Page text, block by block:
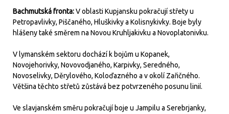
Bachmutská fronta:V oblasti Kupjansku pokračují střety u
Petropavlivky, Piščaného, Hluškivky a Kolisnykivky. Boje byly
hlášeny také směrem na Novou Kruhljakivku a Novoplatonivku.
V lymanském sektoru dochází k bojům u Kopanek,
Novojehorivky, Novovodjaného, Karpivky, Seredného,
Novoselivky, Děrylového, Koloďazného a v okolí Zařičného.
Většina těchto střetů zůstává bez potvrzeného posunu linií.
Ve slavjanském směru pokračují boje u Jampilu a Serebrjanky,